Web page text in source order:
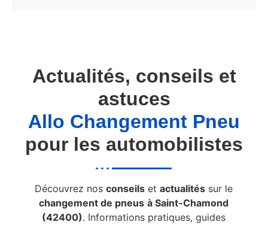
Actualités, conseils et
astuces
Allo Changement Pneu
pour les automobilistes
Découvrez nosconseils etactualités sur le
changement de pneus à Saint-Chamond
(42400). Informations pratiques, guides